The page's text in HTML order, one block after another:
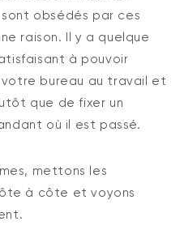
obsédés par ces
raison. Il y a quelque
à pouvoir
bureau au travail et
que de fixer un
où il est passé.
mettons les
à côte et voyons